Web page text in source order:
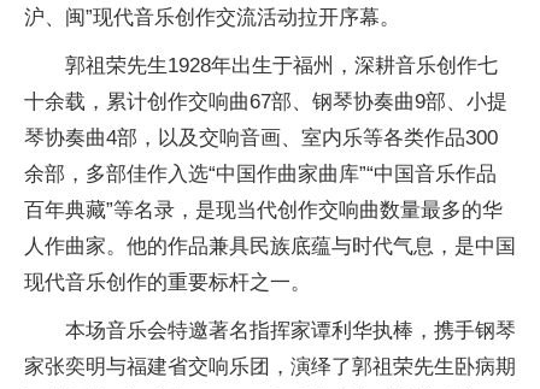
沪、闽”现代音乐创作交流活动拉开序幕。
郭祖荣先生1928年出生于福州，深耕音乐创作七
十余载，累计创作交响曲67部、钢琴协奏曲9部、小提
琴协奏曲4部，以及交响音画、室内乐等各类作品300
余部，多部佳作入选“中国作曲家曲库”“中国音乐作品
百年典藏”等名录，是现当代创作交响曲数量最多的华
人作曲家。他的作品兼具民族底蕴与时代气息，是中国
现代音乐创作的重要标杆之一。
本场音乐会特邀著名指挥家谭利华执棒，携手钢琴
家张奕明与福建省交响乐团，演绎了郭祖荣先生卧病期